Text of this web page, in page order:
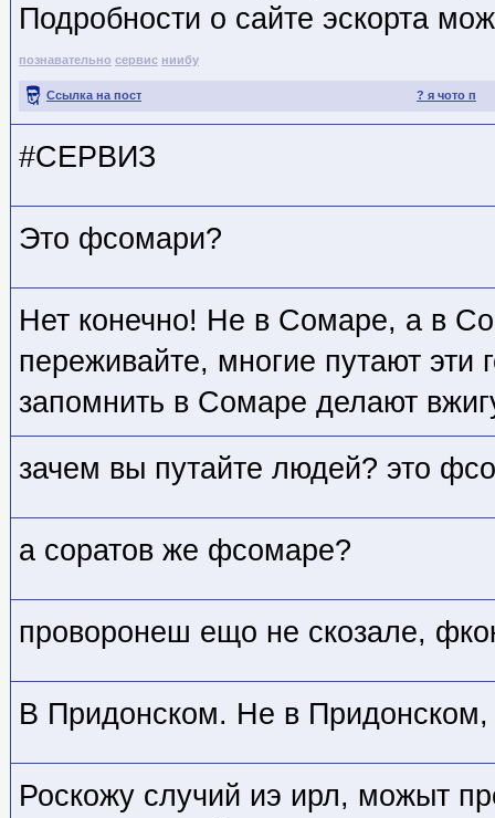
Подробности о сайте эскорта
познавательно сервис ниибу
? я чото п
Ссылка на пост
#СЕРВИЗ
Это фсомари?
Нет конечно! Не в Сомаре, а в
переживайте, многие путают эти
запомнить в Сомаре делают
зачем вы путайте людей? это
а соратов же фсомаре?
проворонеш ещо не скозале,
В Придонском. Не в
Роскожу случий иэ ирл, можыт